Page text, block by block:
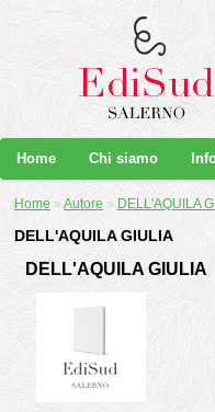
Home Chi siamo
Home » Autore » DELL'AQUILA
DELL'AQUILA GIULIA
DELL'AQUILA GIULIA